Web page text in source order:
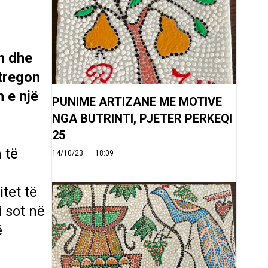
dhe
e një
të
të
sot në
PUNIME ARTIZANE ME MOTIVE
NGA BUTRINTI, PJETER PERKEQI
25
14/10/23 18:09